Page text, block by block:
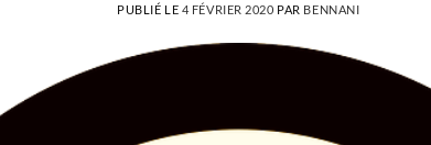
PUBLIÉ LE 4 FÉVRIER 2020 PAR BENNANI